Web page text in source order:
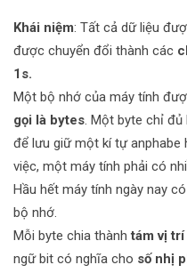
Khái niệm: Tất cả dữ liệu
được chuyển đổi thành các
1s.
Một bộ nhớ của máy tính
gọi là bytes. Một byte chỉ đủ
để lưu giữ một kí tự
việc, một máy tính phải có
Hầu hết máy tính ngày nay
bộ nhớ.
Mỗi byte chia thành tám vị
ngữ bit có nghĩa cho số nhị